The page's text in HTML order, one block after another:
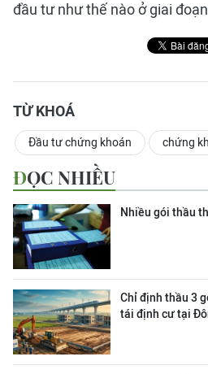
đầu tư như thế nào ở giai
TỪ KHOÁ
Đầu tư chứng khoán chứng
ĐỌC NHIỀU
Nhiều gói thầu
Chỉ định thầu 3
tái định cư tại